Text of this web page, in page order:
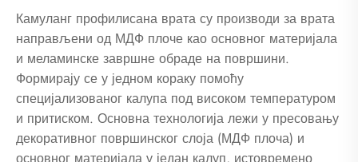
Камуланг профилисана врата су производи за врата
направљени од МДФ плоче као основног материјала
и меламинске завршне обраде на површини.
Формирају се у једном кораку помоћу
специјализованог калупа под високом температуром
и притиском. Основна технологија лежи у пресовању
декоративног површинског слоја (МДФ плоча) и